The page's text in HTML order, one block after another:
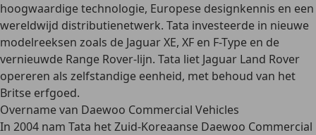
hoogwaardige technologie, Europese designkennis en een
wereldwijd distributienetwerk. Tata investeerde in nieuwe
modelreeksen zoals de Jaguar XE, XF en F-Type en de
vernieuwde Range Rover-lijn. Tata liet Jaguar Land Rover
opereren als zelfstandige eenheid, met behoud van het
Britse erfgoed.
Overname van Daewoo Commercial Vehicles
In 2004 nam Tata het Zuid-Koreaanse Daewoo Commercial